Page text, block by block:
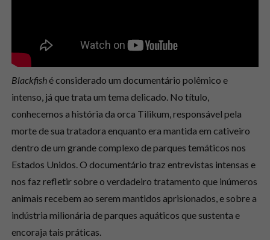
Blackfishé considerado um documentário polêmico e
intenso, já que trata um tema delicado. No título,
conhecemos a história da orca Tilikum, responsável pela
morte de sua tratadora enquanto era mantida em cativeiro
dentro de um grande complexo de parques temáticos nos
Estados Unidos. O documentário traz entrevistas intensas e
nos faz refletir sobre o verdadeiro tratamento que inúmeros
animais recebem ao serem mantidos aprisionados, e sobre a
indústria milionária de parques aquáticos que sustenta e
encoraja tais práticas.